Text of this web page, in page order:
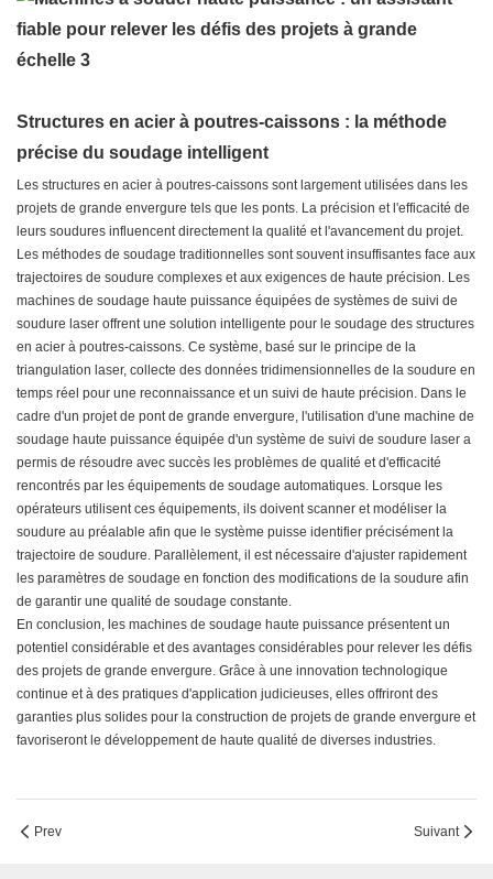
Structures en acier à poutres-caissons : la méthode
précise du soudage intelligent
Les structures en acier à poutres-caissons sont largement utilisées dans les
projets de grande envergure tels que les ponts. La précision et l'efficacité de
leurs soudures influencent directement la qualité et l'avancement du projet.
Les méthodes de soudage traditionnelles sont souvent insuffisantes face aux
trajectoires de soudure complexes et aux exigences de haute précision. Les
machines de soudage haute puissance équipées de systèmes de suivi de
soudure laser offrent une solution intelligente pour le soudage des structures
en acier à poutres-caissons. Ce système, basé sur le principe de la
triangulation laser, collecte des données tridimensionnelles de la soudure en
temps réel pour une reconnaissance et un suivi de haute précision. Dans le
cadre d'un projet de pont de grande envergure, l'utilisation d'une machine de
soudage haute puissance équipée d'un système de suivi de soudure laser a
permis de résoudre avec succès les problèmes de qualité et d'efficacité
rencontrés par les équipements de soudage automatiques. Lorsque les
opérateurs utilisent ces équipements, ils doivent scanner et modéliser la
soudure au préalable afin que le système puisse identifier précisément la
trajectoire de soudure. Parallèlement, il est nécessaire d'ajuster rapidement
les paramètres de soudage en fonction des modifications de la soudure afin
de garantir une qualité de soudage constante.
En conclusion, les machines de soudage haute puissance présentent un
potentiel considérable et des avantages considérables pour relever les défis
des projets de grande envergure. Grâce à une innovation technologique
continue et à des pratiques d'application judicieuses, elles offriront des
garanties plus solides pour la construction de projets de grande envergure et
favoriseront le développement de haute qualité de diverses industries.
Prev Suivant